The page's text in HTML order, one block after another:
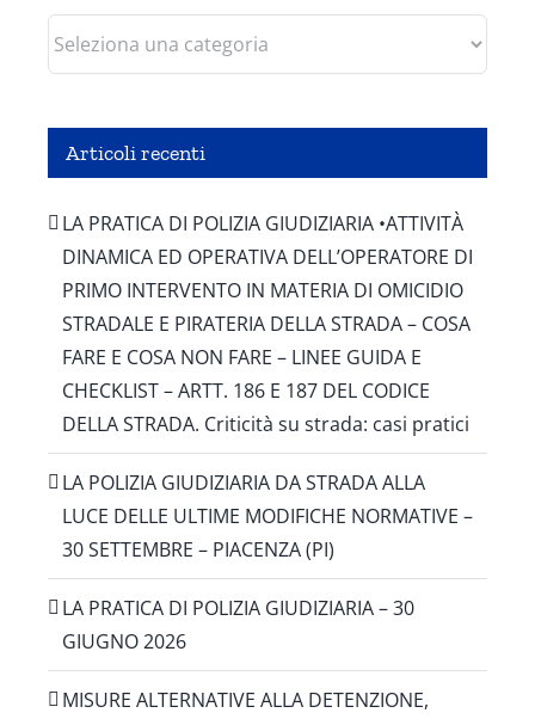
Categorie
Articoli recenti
LA PRATICA DI POLIZIA GIUDIZIARIA •ATTIVITÀ
DINAMICA ED OPERATIVA DELL’OPERATORE DI
PRIMO INTERVENTO IN MATERIA DI OMICIDIO
STRADALE E PIRATERIA DELLA STRADA – COSA
FARE E COSA NON FARE – LINEE GUIDA E
CHECKLIST – ARTT. 186 E 187 DEL CODICE
DELLA STRADA. Criticità su strada: casi pratici
LA POLIZIA GIUDIZIARIA DA STRADA ALLA
LUCE DELLE ULTIME MODIFICHE NORMATIVE –
30 SETTEMBRE – PIACENZA (PI)
LA PRATICA DI POLIZIA GIUDIZIARIA – 30
GIUGNO 2026
MISURE ALTERNATIVE ALLA DETENZIONE,